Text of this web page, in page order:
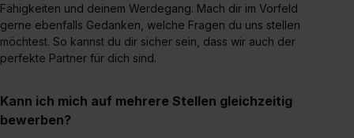
Fähigkeiten und deinem Werdegang. Mach dir im Vorfeld
gerne ebenfalls Gedanken, welche Fragen du uns stellen
möchtest. So kannst du dir sicher sein, dass wir auch der
perfekte Partner für dich sind.
Kann ich mich auf mehrere Stellen gleichzeitig
bewerben?